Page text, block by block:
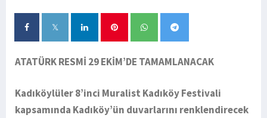
ATATÜRK RESMİ 29 EKİM’DE TAMAMLANACAK
Kadıköylüler 8’inci Muralist Kadıköy Festivali
kapsamında Kadıköy’ün duvarlarını renklendirecek